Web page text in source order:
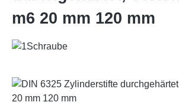
m6 20 mm 120 mm
Bildergalerie überspringen